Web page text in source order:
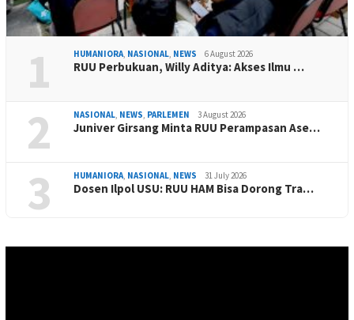
1 HUMANIORA, NASIONAL, NEWS 6 August 2026
RUU Perbukuan, Willy Aditya: Akses Ilmu …
2 NASIONAL, NEWS, PARLEMEN 3 August 2026
Juniver Girsang Minta RUU Perampasan Ase…
3 HUMANIORA, NASIONAL, NEWS 31 July 2026
Dosen Ilpol USU: RUU HAM Bisa Dorong Tra…